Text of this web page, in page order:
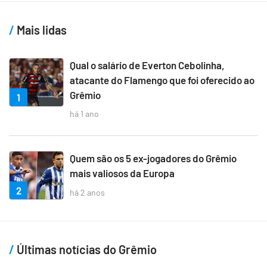
Mais lidas
1
Qual o salário de Everton Cebolinha,
atacante do Flamengo que foi oferecido ao
Grêmio
há 1 ano
2
Quem são os 5 ex-jogadores do Grêmio
mais valiosos da Europa
há 2 anos
Últimas notícias do Grêmio